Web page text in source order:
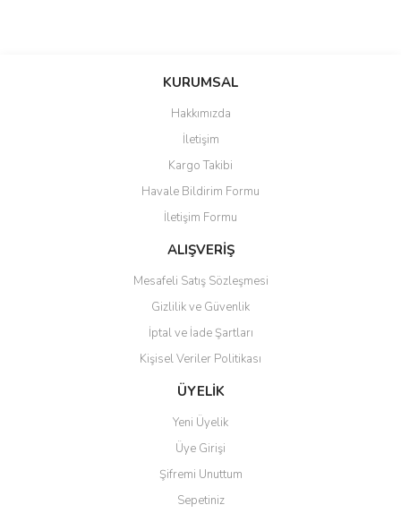
Bu ürüne ilk yorumu siz yapın!
Yorum Yaz
Ürün resmi kalitesiz, bozuk veya görüntülenemiyor.
Ürün açıklamasında eksik bilgiler bulunuyor.
Ürün bilgilerinde hatalar bulunuyor.
Ürün fiyatı diğer sitelerden daha pahalı.
Bu ürüne benzer farklı alternatifler olmalı.
Gönder
KURUMSAL
Hakkımızda
İletişim
Kargo Takibi
Havale Bildirim Formu
İletişim Formu
ALIŞVERİŞ
Mesafeli Satış Sözleşmesi
Gizlilik ve Güvenlik
İptal ve İade Şartları
Kişisel Veriler Politikası
ÜYELİK
Yeni Üyelik
Üye Girişi
Şifremi Unuttum
Sepetiniz